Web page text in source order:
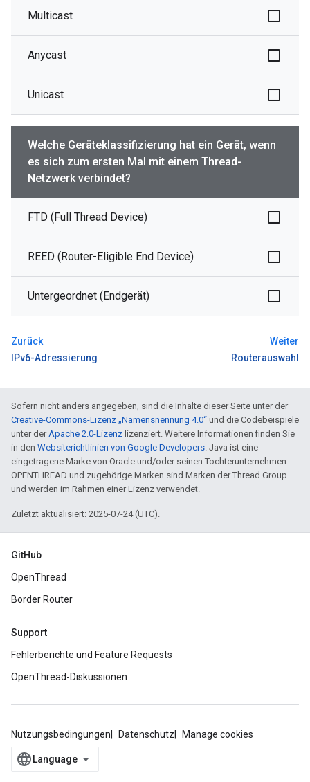
Multicast
Anycast
Unicast
Welche Geräteklassifizierung hat ein Gerät, wenn
es sich zum ersten Mal mit einem Thread-
Netzwerk verbindet?
FTD (Full Thread Device)
REED (Router-Eligible End Device)
Untergeordnet (Endgerät)
Zurück
IPv6-Adressierung
Weiter
Routerauswahl
Sofern nicht anders angegeben, sind die Inhalte dieser Seite unter der
Creative-Commons-Lizenz „Namensnennung 4.0“ und die Codebeispiele
unter der Apache 2.0-Lizenz lizenziert. Weitere Informationen finden Sie
in den Websiterichtlinien von Google Developers . Java ist eine
eingetragene Marke von Oracle und/oder seinen Tochterunternehmen.
OPENTHREAD und zugehörige Marken sind Marken der Thread Group
und werden im Rahmen einer Lizenz verwendet.
Zuletzt aktualisiert: 2025-07-24 (UTC).
GitHub
OpenThread
Border Router
Support
Fehlerberichte und Feature Requests
OpenThread-Diskussionen
Nutzungsbedingungen Datenschutz Manage cookies